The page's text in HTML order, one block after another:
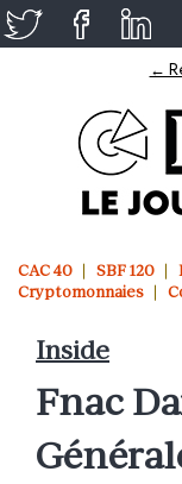
←
CAC 40 SBF 120
Cryptomonnaies
Inside
Fnac